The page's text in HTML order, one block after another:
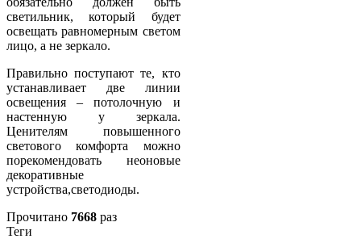
светильник, который будет
освещать равномерным светом
лицо, а не зеркало.
Правильно поступают те, кто
устанавливает две линии
освещения – потолочную и
настенную у зеркала.
Ценителям повышенного
светового комфорта можно
порекомендовать неоновые
декоративные
устройства,светодиоды.
Прочитано 7668 раз
Теги